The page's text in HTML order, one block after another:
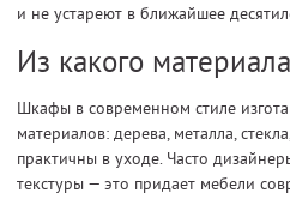
и не устареют в ближайшее
Из какого
Шкафы в современном стиле
материалов: дерева, металла,
практичны в уходе. Часто
текстуры — это придает мебели